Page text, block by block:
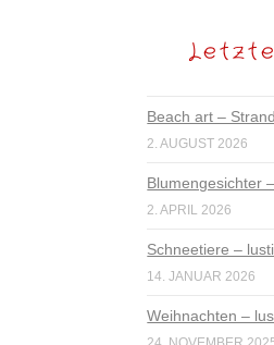
Beach art –
2. AUGUST 2026
Blumengesichter
2. APRIL 2026
Schneetiere –
14. JANUAR 2026
Weihnachten –